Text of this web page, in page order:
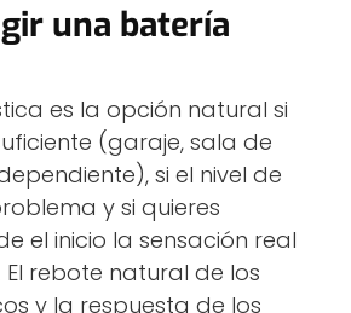
una batería
es la opción natural si
(garaje, sala de
si el nivel de
y si quieres
el inicio la sensación real
rebote natural de los
y la respuesta de los